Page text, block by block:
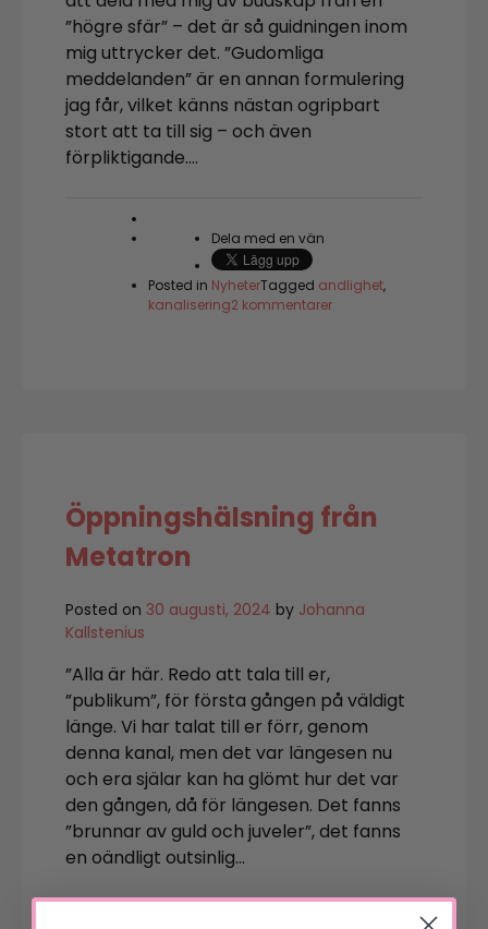
”högre sfär” – det är så guidningen inom
mig uttrycker det. ”Gudomliga
meddelanden” är en annan formulering
jag får, vilket känns nästan ogripbart
stort att ta till sig – och även
förpliktigande….
Dela med en vän
Posted in NyheterTagged andlighet,
kanalisering2 kommentarertill
Öppningshälsning från
Metatron
Posted on 30 augusti, 2024 by Johanna
Kallstenius
”Alla är här. Redo att tala till er,
”publikum”, för första gången på väldigt
länge. Vi har talat till er förr, genom
denna kanal, men det var längesen nu
och era själar kan ha glömt hur det var
den gången, då för längesen. Det fanns
”brunnar av guld och juveler”, det fanns
en oändligt outsinlig…